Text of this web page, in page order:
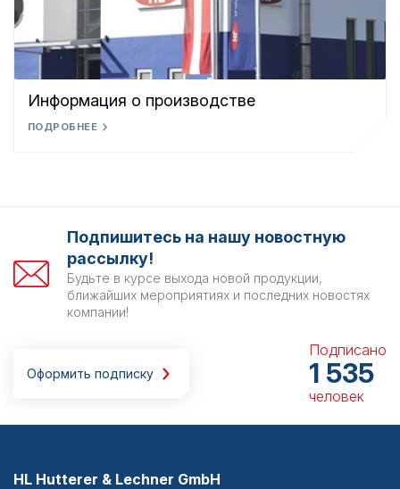
Информация о производстве
ПОДРОБНЕЕ
Подпишитесь на нашу новостную
рассылку!
Будьте в курсе выхода новой продукции,
ближайших мероприятиях и последних новостях
компании!
Оформить подписку
Подписано
1 535
человек
HL Hutterer & Lechner GmbH